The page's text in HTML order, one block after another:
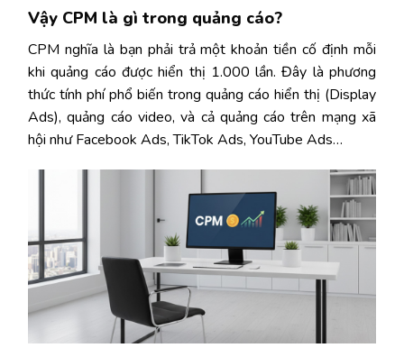
Vậy CPM là gì trong quảng cáo?
CPM nghĩa là bạn phải trả một khoản tiền cố định mỗi
khi quảng cáo được hiển thị 1.000 lần. Đây là phương
thức tính phí phổ biến trong quảng cáo hiển thị (Display
Ads), quảng cáo video, và cả quảng cáo trên mạng xã
hội như Facebook Ads, TikTok Ads, YouTube Ads…